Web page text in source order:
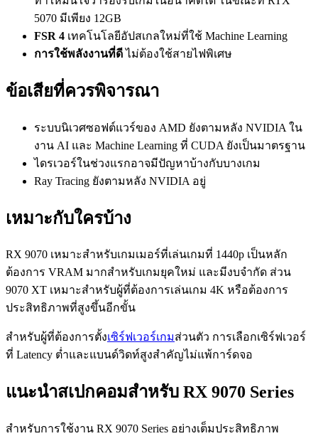
5070 มีเพียง 12GB
FSR 4 เทคโนโลยีอัปสเกลใหม่ที่ใช้ Machine Learning
การใช้พลังงานที่ดีไม่ต้องใช้สายไฟพิเศษ
ข้อเสียที่ควรพิจารณา
ระบบนิเวศซอฟต์แวร์ของ AMD ยังตามหลัง NVIDIA ใน
งาน AI และ Machine Learning ที่ CUDA ยังเป็นมาตรฐาน
ไดรเวอร์ในช่วงแรกอาจมีปัญหาบ้างกับบางเกม
Ray Tracing ยังตามหลัง NVIDIA อยู่
เหมาะกับใครบ้าง
RX 9070 เหมาะสำหรับเกมเมอร์ที่เล่นเกมที่ 1440p เป็นหลัก
ต้องการ VRAM มากสำหรับเกมยุคใหม่ และมีงบจำกัด ส่วน
9070 XT เหมาะสำหรับผู้ที่ต้องการเล่นเกม 4K หรือต้องการ
ประสิทธิภาพที่สูงขึ้นอีกขั้น
สำหรับผู้ที่ต้องการตั้งเซิร์ฟเวอร์เกมส่วนตัว การเลือกเซิร์ฟเวอร์
ที่ Latency ต่ำและแบนด์วิดท์สูงสำคัญไม่แพ้การ์ดจอ
แนะนำสเปกคอมสำหรับ RX 9070 Series
สำหรับการใช้งาน RX 9070 Series อย่างเต็มประสิทธิภาพ